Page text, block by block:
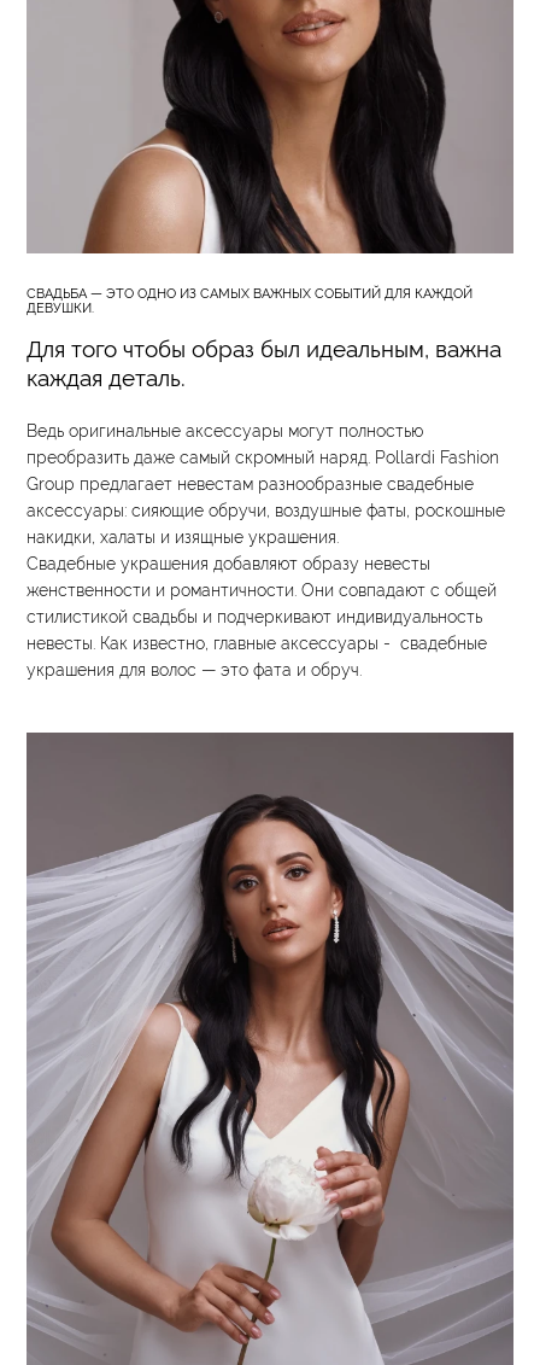
СВАДЬБА — ЭТО ОДНО ИЗ САМЫХ ВАЖНЫХ СОБЫТИЙ ДЛЯ КАЖДОЙ
ДЕВУШКИ.
Для того чтобы образ был идеальным, важна
каждая деталь.
Ведь оригинальные аксессуары могут полностью
преобразить даже самый скромный наряд. Pollardi Fashion
Group предлагает невестам разнообразные свадебные
аксессуары: сияющие обручи, воздушные фаты, роскошные
накидки, халаты и изящные украшения.
Свадебные украшения добавляют образу невесты
женственности и романтичности. Они совпадают с общей
стилистикой свадьбы и подчеркивают индивидуальность
невесты. Как известно, главные аксессуары - свадебные
украшения для волос — это фата и обруч.